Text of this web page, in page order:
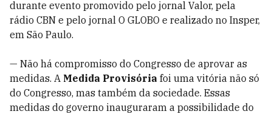
durante evento promovido pelo jornal Valor, pela
rádio CBN e pelo jornal O GLOBO e realizado no Insper,
em São Paulo.
— Não há compromisso do Congresso de aprovar as
medidas. A Medida Provisória foi uma vitória não só
do Congresso, mas também da sociedade. Essas
medidas do governo inauguraram a possibilidade do